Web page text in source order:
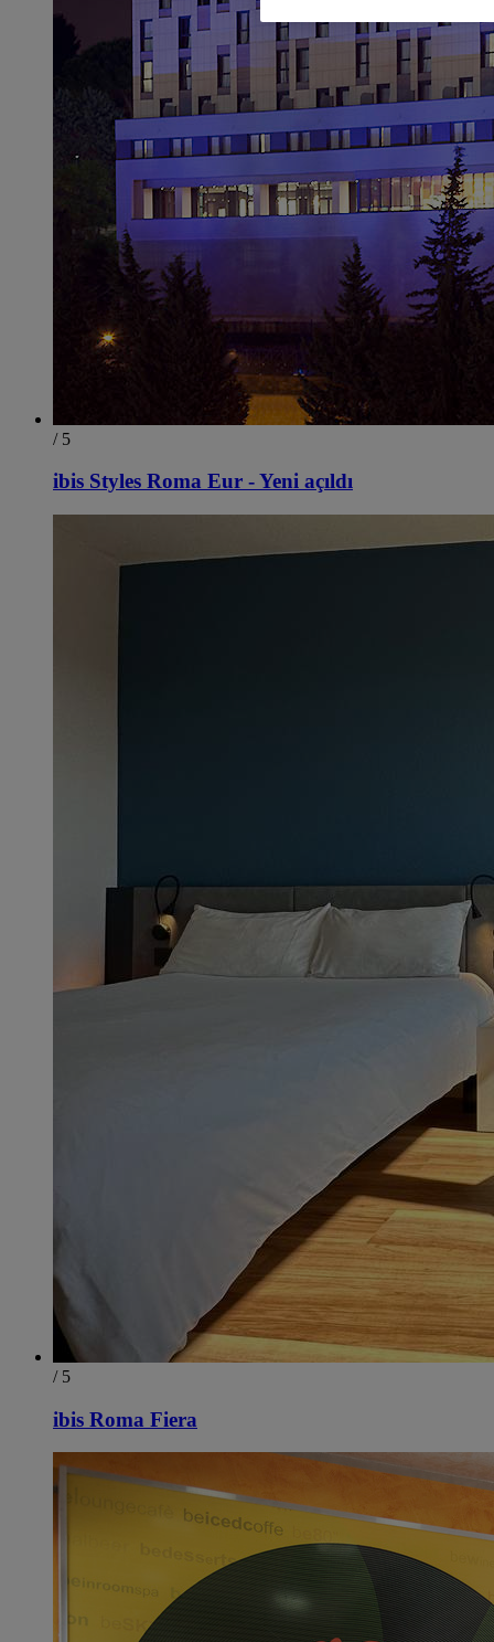
/ 5
ibis Styles Roma Eur - Yeni açıldı
/ 5
ibis Roma Fiera